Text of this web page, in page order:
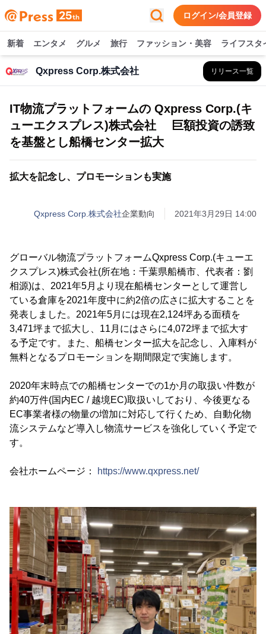
ログイン/会員登録
新着 エンタメ グルメ 旅行 ファッション・美容 ライフスタ
Qxpress Corp.株式会社 リリース一覧
IT物流プラットフォームの Qxpress Corp.(キ
ューエクスプレス)株式会社 巨額投資の誘致
を基盤とし船橋センター拡大
拡大を記念し、プロモーションも実施
Qxpress Corp.株式会社企業動向 2021年3月29日 14:00
グローバル物流プラットフォームQxpress Corp.(キューエ
クスプレス)株式会社(所在地：千葉県船橋市、代表者：劉
相源)は、2021年5月より現在船橋センターとして運営し
ている倉庫を2021年度中に約2倍の広さに拡大することを
発表しました。2021年5月には現在2,124坪ある面積を
3,471坪まで拡大し、11月にはさらに4,072坪まで拡大す
る予定です。また、船橋センター拡大を記念し、入庫料が
無料となるプロモーションを期間限定で実施します。
2020年末時点での船橋センターでの1か月の取扱い件数が
約40万件(国内EC / 越境EC)取扱いしており、今後更なる
EC事業者様の物量の増加に対応して行くため、自動化物
流システムなど導入し物流サービスを強化していく予定で
す。
会社ホームページ： https://www.qxpress.net/